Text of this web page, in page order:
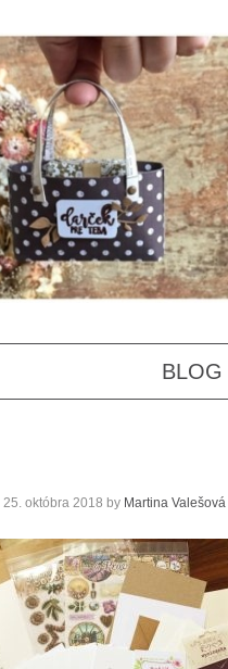
BLOG
25. októbra 2018 by Martina Valešová